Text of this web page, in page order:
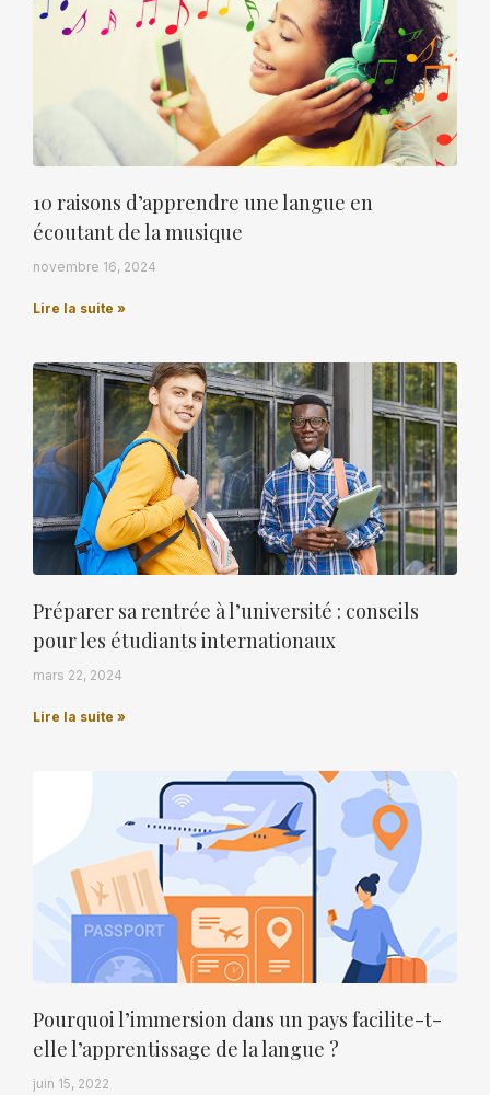
10 raisons d’apprendre une langue en
écoutant de la musique
novembre 16, 2024
Lire la suite »
Préparer sa rentrée à l’université : conseils
pour les étudiants internationaux
mars 22, 2024
Lire la suite »
Pourquoi l’immersion dans un pays facilite-t-
elle l’apprentissage de la langue ?
juin 15, 2022